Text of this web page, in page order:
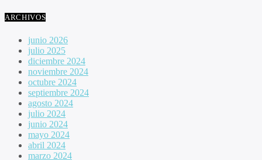
ARCHIVOS
junio 2026
julio 2025
diciembre 2024
noviembre 2024
octubre 2024
septiembre 2024
agosto 2024
julio 2024
junio 2024
mayo 2024
abril 2024
marzo 2024